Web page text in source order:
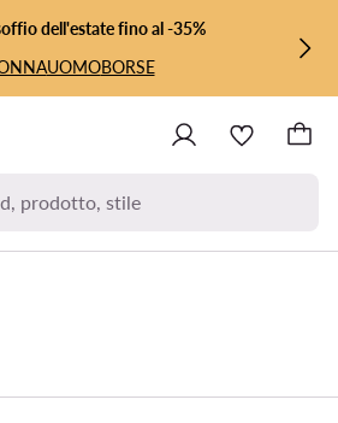
dell'estate fino al -35%
UOMOBORSE
prodotto, stile